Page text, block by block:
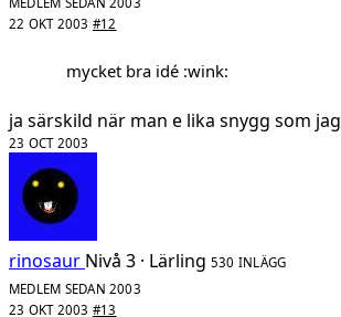
22 OKT 2003 #12
mycket bra idé :wink:
ja särskild när man e lika snygg som jag
23 OCT 2003
rinosaur Nivå 3 · Lärling 530 INLÄGG
MEDLEM SEDAN 2003
23 OKT 2003 #13